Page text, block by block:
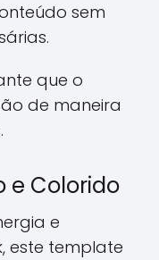
sem
que o
de maneira
e Colorido
e
este template